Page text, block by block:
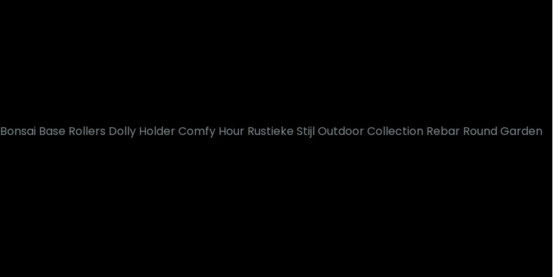
Bonsai Base Rollers Dolly Holder Comfy Hour Rustieke Stijl Outdoor Collection Rebar Round Garden